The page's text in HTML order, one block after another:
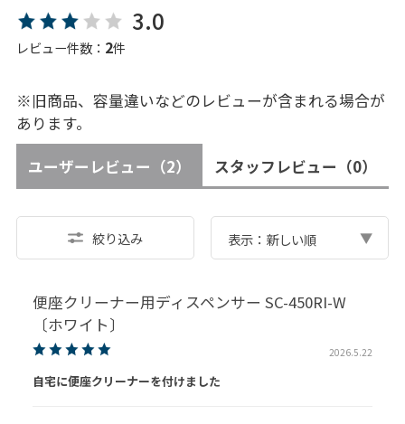
3.0
レビュー件数： 2件
※旧商品、容量違いなどのレビューが含まれる場合が
あります。
ユーザーレビュー （2） スタッフレビュー （0）
絞り込み 表示：新しい順
便座クリーナー用ディスペンサー SC-450RI-W
〔ホワイト〕
2026.5.22
自宅に便座クリーナーを付けました